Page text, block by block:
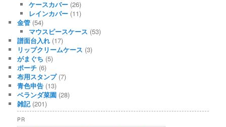
ケースカバー(26)
レインカバー(11)
金管 (54)
マウスピースケース (53)
譜面台入れ (17)
リップクリームケース (3)
がまぐち (5)
ポーチ (6)
布用スタンプ(7)
青色申告 (13)
ベランダ菜園 (28)
雑記(201)
PR